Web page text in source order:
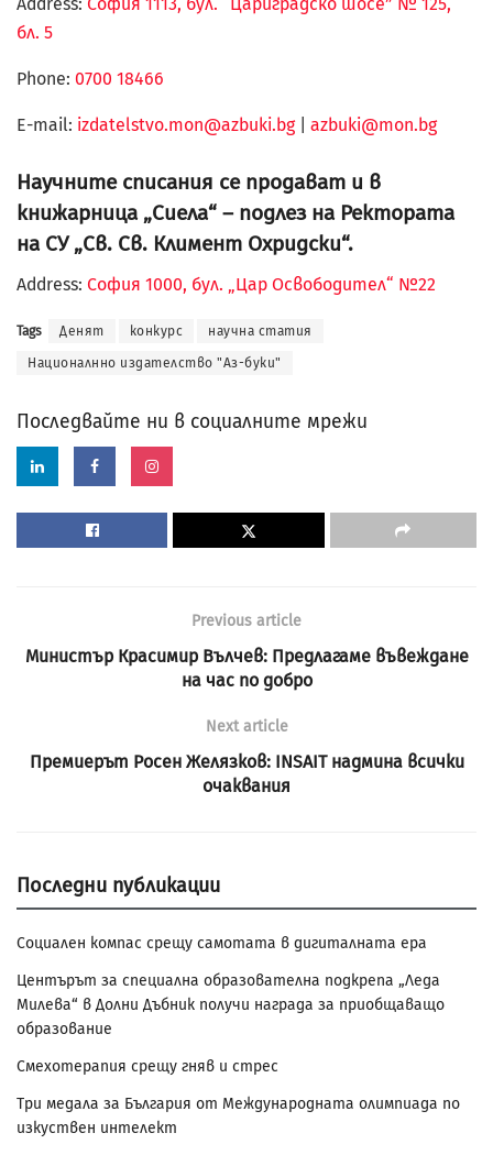
бл. 5
Phone: 0700 18466
Е-mail: izdatelstvo.mon@azbuki.bg| azbuki@mon.bg
Научните списания се продават и в
книжарница „Сиела“ – подлез на Ректората
на СУ „Св. Св. Климент Охридски“.
Address: София 1000, бул. „Цар Освободител“ №22
Tags Денят конкурс научна статия
Националнно издателство "Аз-буки"
Последвайте ни в социалните мрежи
Previous article
Министър Красимир Вълчев: Предлагаме въвеждане
на час по добро
Next article
Премиерът Росен Желязков: INSAIT надмина всички
очаквания
Последни публикации
Социален компас срещу самотата в дигиталната ера
Центърът за специална образователна подкрепа „Леда
Милева“ в Долни Дъбник получи награда за приобщаващо
образование
Смехотерапия срещу гняв и стрес
Три медала за България от Международната олимпиада по
изкуствен интелект